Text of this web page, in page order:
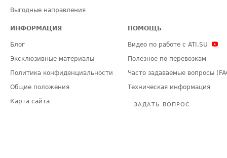
Выгодные направления
ИНФОРМАЦИЯ
Блог
Эксклюзивные материалы
Политика конфиденциальности
Общие положения
Карта сайта
ПОМОЩЬ
Видео по работе с ATI.SU
Полезное по перевозкам
Часто задаваемые вопросы
Техническая информация
ЗАДАТЬ ВОПРОС